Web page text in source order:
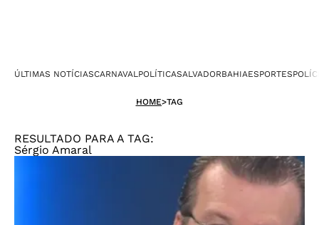
ÚLTIMAS NOTÍCIASCARNAVALPOLÍTICASALVADORBAHIAESPORTES
HOME>TAG
RESULTADO PARA A TAG:
Sérgio Amaral